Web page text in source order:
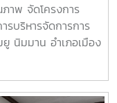
หารความเสี่ยงให้
บริหารเข้าใจง่าย -
" ไม่ใช่เพียงการ
ร้างโอกาส ยกระดับ
ามเป็นเลิศอย่างยั่งยืน
# DQD - MJU
พ จัดโครงการ
รบริหารจัดการการ
นิมมาน อำเภอเมือง
ารจัดการกระบวนการ
ทางเกณฑ์คุณภาพการ